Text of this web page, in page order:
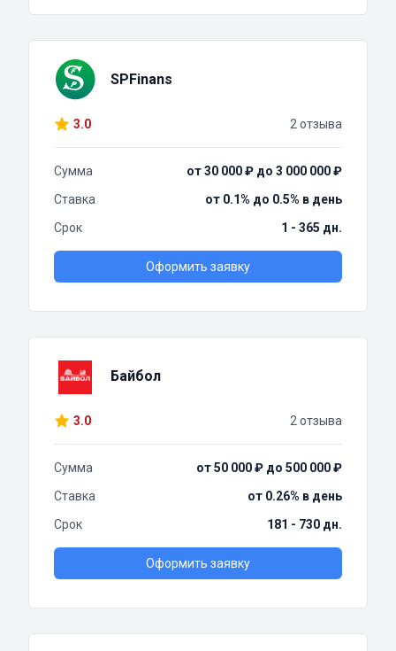
SPFinans
3.0 2 отзыва
Сумма
от 30 000 ₽ до 3 000 000 ₽
Ставка
от 0.1% до 0.5% в день
Срок
1 - 365 дн.
Оформить заявку
Байбол
3.0 2 отзыва
Сумма
от 50 000 ₽ до 500 000 ₽
Ставка
от 0.26% в день
Срок
181 - 730 дн.
Оформить заявку